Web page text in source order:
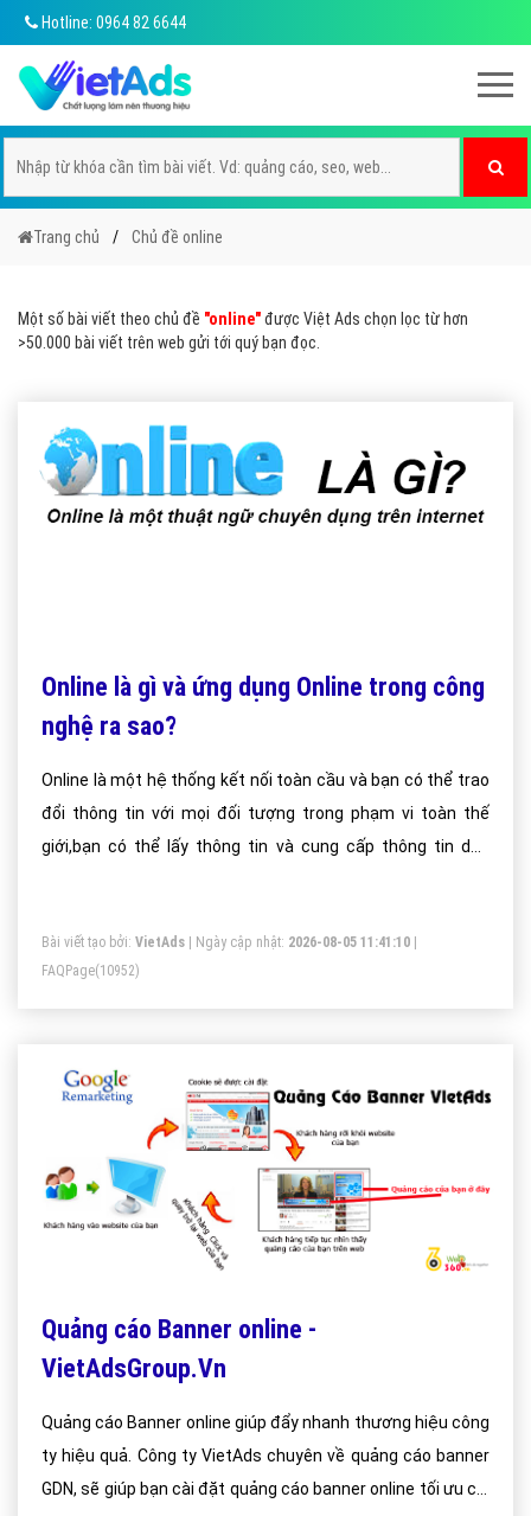
Hotline: 0964 82 6644
Trang chủ Chủ đề online
Một số bài viết theo chủ đề "online"được Việt Ads chọn lọc từ hơn
>50.000 bài viết trên web gửi tới quý bạn đọc.
Online là gì và ứng dụng Online trong công
nghệ ra sao?
Online là một hệ thống kết nối toàn cầu và bạn có thể trao
đổi thông tin với mọi đối tượng trong phạm vi toàn thế
giới,bạn có thể lấy thông tin và cung cấp thông tin dến
tính nhằm đáp ứng tất cả các nhu cầu của mọi người từ
việc giải trí, chơi game đến các nhu cầu trao đổi, tìm kiếm
thông tin, dạy học và nhiều tiện ích khác.
Bài viết tạo bởi: VietAds | Ngày cập nhật: 2026-08-05 11:41:10
FAQPage(10952)
Quảng cáo Banner online -
VietAdsGroup.Vn
Quảng cáo Banner online giúp đẩy nhanh thương hiệu công
ty hiệu quả. Công ty VietAds chuyên về quảng cáo banner
GDN, sẽ giúp bạn cài đặt quảng cáo banner online tối ưu chi